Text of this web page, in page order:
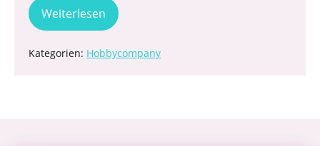
Weiterlesen
Kategorien: Hobbycompany